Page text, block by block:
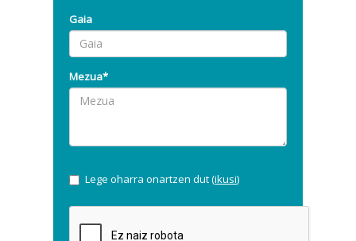
Gaia
Mezua*
Lege oharra onartzen dut (ikusi)